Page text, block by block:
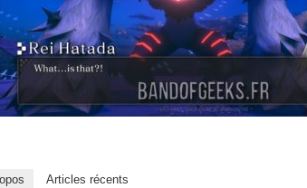
Articles récents